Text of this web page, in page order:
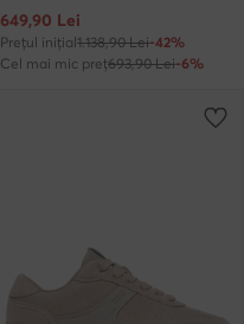
Prețul actual
649,90 Lei
Prețul inițial1.138,90 Lei-42%
Cel mai mic preț693,90 Lei-6%